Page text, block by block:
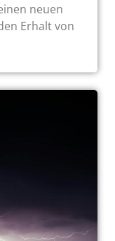
neuen
Erhalt von